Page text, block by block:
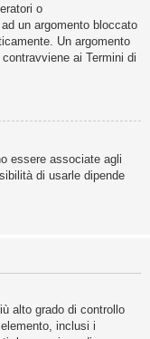
o
un argomento bloccato
Un argomento
ai Termini di
essere associate agli
di usarle dipende
alto grado di controllo
inclusi i